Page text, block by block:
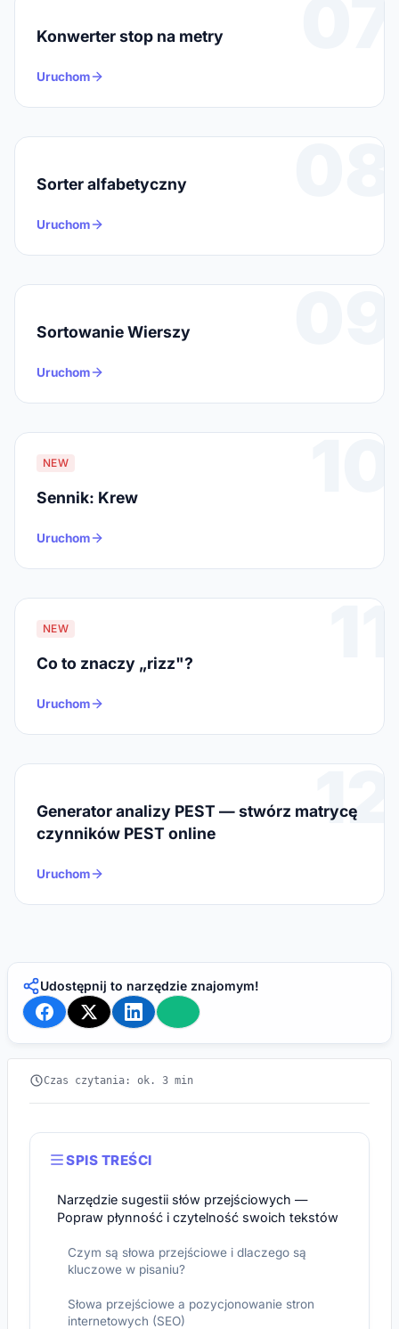
sequence).
07
Konwerter stop na metry
Uruchom
08
Sorter alfabetyczny
Uruchom
09
Sortowanie Wierszy
Uruchom
10
NEW
Sennik: Krew
Uruchom
11
NEW
Co to znaczy „rizz"?
Uruchom
12
Generator analizy PEST — stwórz matrycę
czynników PEST online
Uruchom
Udostępnij to narzędzie znajomym!
Czas czytania: ok. 3 min
SPIS TREŚCI
Narzędzie sugestii słów przejściowych —
Popraw płynność i czytelność swoich tekstów
Czym są słowa przejściowe i dlaczego są
kluczowe w pisaniu?
Słowa przejściowe a pozycjonowanie stron
internetowych (SEO)